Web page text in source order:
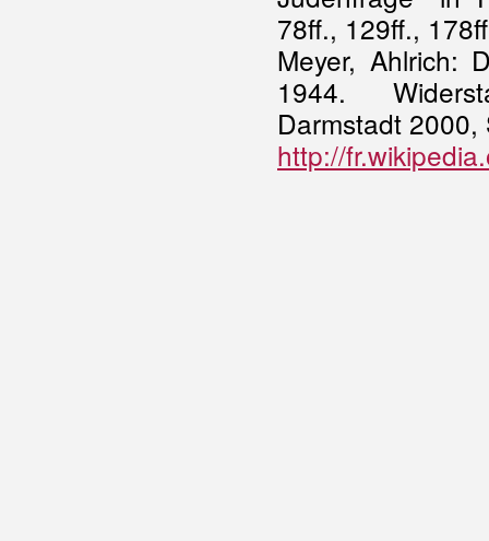
78ff., 129ff.,
Meyer, Ahlrich:
1944.
Darmstadt
http://